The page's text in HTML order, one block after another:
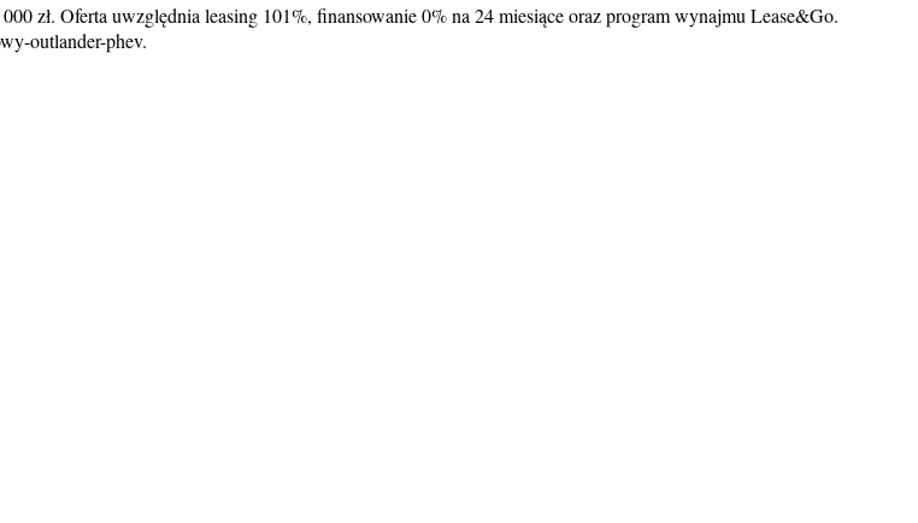
zł. Oferta uwzględnia leasing 101%, finansowanie 0% na 24 miesiące oraz program wynajmu Lease&Go.
outlander-phev.